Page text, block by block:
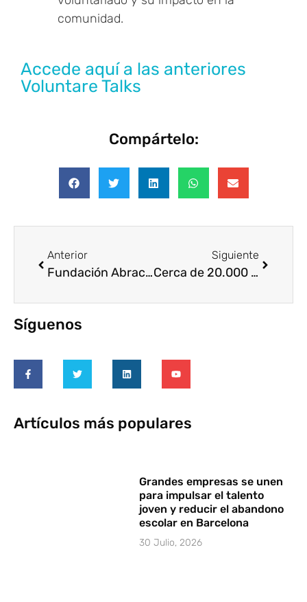
comunidad.
Accede aquí a las anteriores
Voluntare Talks
Compártelo:
Anterior
Fundación Abracadabra recibe el Premio “Euros de tu Nómina” del Banco Santander y participa en el DIVT de Telefónica
Siguiente
Cerca de 20.000 Voluntarios Telefónica y 165 entidades sociales participan en el DIVT25
Síguenos
Artículos más populares
Grandes empresas se unen
para impulsar el talento
joven y reducir el abandono
escolar en Barcelona
30 Julio, 2026